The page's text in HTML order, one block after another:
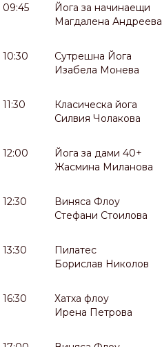
09:45
Йога за начинаещи
Магдалена Андреева
10:30
Сутрешна Йога
Изабела Монева
11:30
Класическа йога
Силвия Чолакова
12:00
Йога за дами 40+
Жасмина Миланова
12:30
Виняса Флоу
Стефани Стоилова
13:30
Пилатес
Борислав Николов
16:30
Хатха флоу
Ирена Петрова